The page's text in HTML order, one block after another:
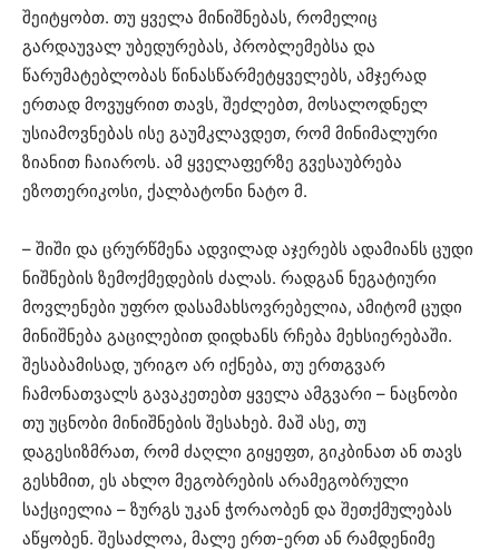
შეიტყობთ. თუ ყველა მინიშნებას, რომელიც
გარდაუვალ უბედურებას, პრობლემებსა და
წარუმატებლობას წინასწარმეტყველებს, ამჯერად
ერთად მოვუყრით თავს, შეძლებთ, მოსალოდნელ
უსიამოვნებას ისე გაუმკლავდეთ, რომ მინიმალური
ზიანით ჩაიაროს. ამ ყველაფერზე გვესაუბრება
ეზოთერიკოსი, ქალბატონი ნატო მ.
– შიში და ცრურწმენა ადვილად აჯერებს ადამიანს ცუდი
ნიშნების ზემოქმედების ძალას. რადგან ნეგატიური
მოვლენები უფრო დასამახსოვრებელია, ამიტომ ცუდი
მინიშნება გაცილებით დიდხანს რჩება მეხსიერებაში.
შესაბამისად, ურიგო არ იქნება, თუ ერთგვარ
ჩამონათვალს გავაკეთებთ ყველა ამგვარი – ნაცნობი
თუ უცნობი მინიშნების შესახებ. მაშ ასე, თუ
დაგესიზმრათ, რომ ძაღლი გიყეფთ, გიკბინათ ან თავს
გესხმით, ეს ახლო მეგობრების არამეგობრული
საქციელია – ზურგს უკან ჭორაობენ და შეთქმულებას
აწყობენ. შესაძლოა, მალე ერთ-ერთ ან რამდენიმე